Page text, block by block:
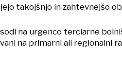
takojšnjo in zahtevnejšo
na urgenco terciarne
na primarni ali regionalni